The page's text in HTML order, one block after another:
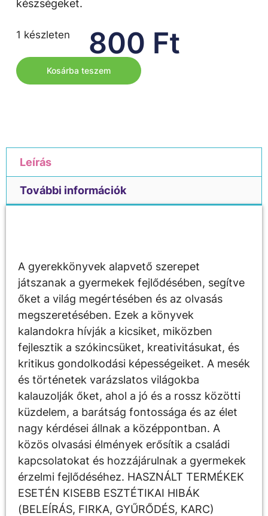
készségeket.
800 Ft
1 készleten
Kosárba teszem
Leírás
További információk
A gyerekkönyvek alapvető szerepet
játszanak a gyermekek fejlődésében, segítve
őket a világ megértésében és az olvasás
megszeretésében. Ezek a könyvek
kalandokra hívják a kicsiket, miközben
fejlesztik a szókincsüket, kreativitásukat, és
kritikus gondolkodási képességeiket. A mesék
és történetek varázslatos világokba
kalauzolják őket, ahol a jó és a rossz közötti
küzdelem, a barátság fontossága és az élet
nagy kérdései állnak a középpontban. A
közös olvasási élmények erősítik a családi
kapcsolatokat és hozzájárulnak a gyermekek
érzelmi fejlődéséhez. HASZNÁLT TERMÉKEK
ESETÉN KISEBB ESZTÉTIKAI HIBÁK
(BELEÍRÁS, FIRKA, GYŰRŐDÉS, KARC)